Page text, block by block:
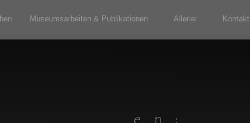
Museumsarbeiten & Publikationen Allerlei Kontakt